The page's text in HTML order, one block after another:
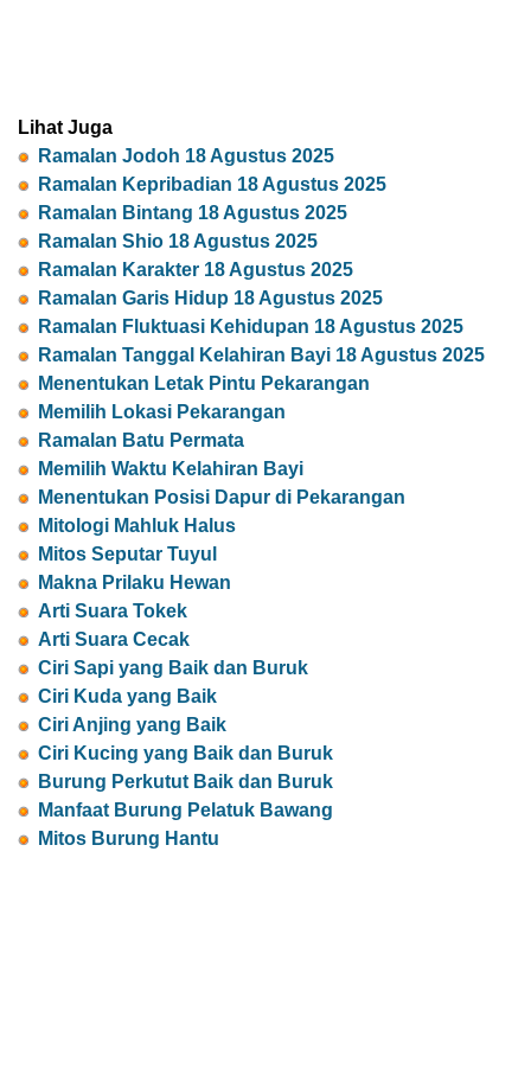
Lihat Juga
Ramalan Jodoh 18 Agustus 2025
Ramalan Kepribadian 18 Agustus 2025
Ramalan Bintang 18 Agustus 2025
Ramalan Shio 18 Agustus 2025
Ramalan Karakter 18 Agustus 2025
Ramalan Garis Hidup 18 Agustus 2025
Ramalan Fluktuasi Kehidupan 18 Agustus 2025
Ramalan Tanggal Kelahiran Bayi 18 Agustus 2025
Menentukan Letak Pintu Pekarangan
Memilih Lokasi Pekarangan
Ramalan Batu Permata
Memilih Waktu Kelahiran Bayi
Menentukan Posisi Dapur di Pekarangan
Mitologi Mahluk Halus
Mitos Seputar Tuyul
Makna Prilaku Hewan
Arti Suara Tokek
Arti Suara Cecak
Ciri Sapi yang Baik dan Buruk
Ciri Kuda yang Baik
Ciri Anjing yang Baik
Ciri Kucing yang Baik dan Buruk
Burung Perkutut Baik dan Buruk
Manfaat Burung Pelatuk Bawang
Mitos Burung Hantu